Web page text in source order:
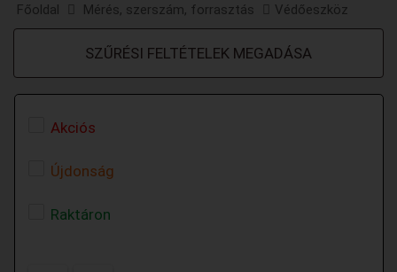
Főoldal Mérés, szerszám, forrasztás Védőeszköz
SZŰRÉSI FELTÉTELEK MEGADÁSA
Akciós
Újdonság
Raktáron